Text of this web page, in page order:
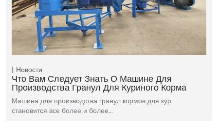
Новости
Что Вам Следует Знать О Машине Для
Производства Гранул Для Куриного Корма
Машина для производства гранул кормов для кур
становится все более и более…